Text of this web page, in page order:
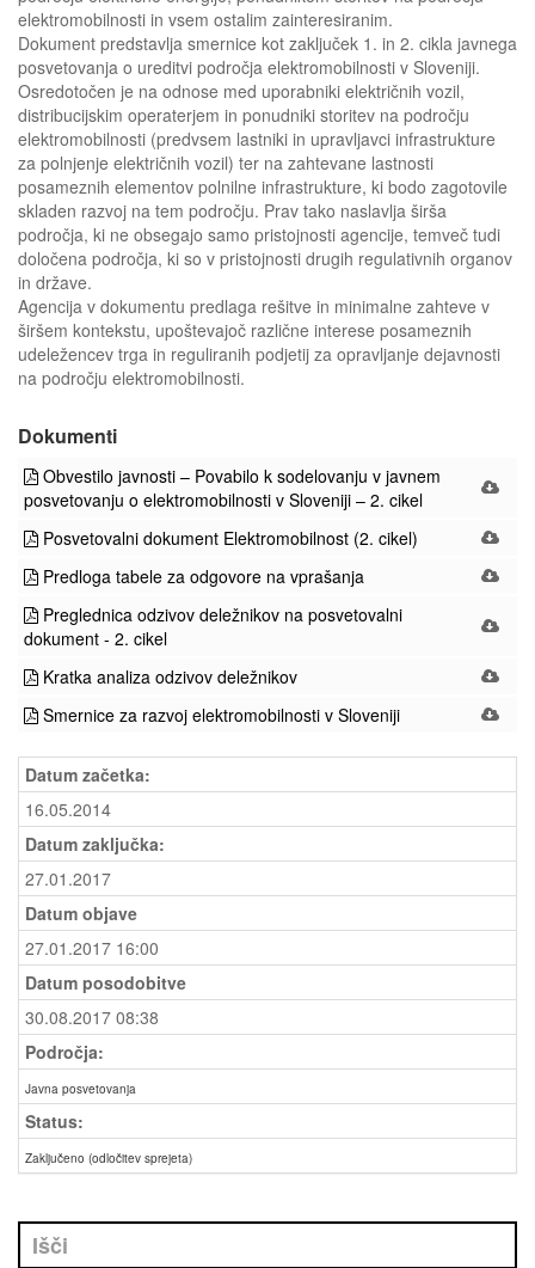
elektromobilnosti in vsem ostalim zainteresiranim.
Dokument predstavlja smernice kot zaključek 1. in 2. cikla javnega
posvetovanja o ureditvi področja elektromobilnosti v Sloveniji.
Osredotočen je na odnose med uporabniki električnih vozil,
distribucijskim operaterjem in ponudniki storitev na področju
elektromobilnosti (predvsem lastniki in upravljavci infrastrukture
za polnjenje električnih vozil) ter na zahtevane lastnosti
posameznih elementov polnilne infrastrukture, ki bodo zagotovile
skladen razvoj na tem področju. Prav tako naslavlja širša
področja, ki ne obsegajo samo pristojnosti agencije, temveč tudi
določena področja, ki so v pristojnosti drugih regulativnih organov
in države.
Agencija v dokumentu predlaga rešitve in minimalne zahteve v
širšem kontekstu, upoštevajoč različne interese posameznih
udeležencev trga in reguliranih podjetij za opravljanje dejavnosti
na področju elektromobilnosti.
Dokumenti
Obvestilo javnosti – Povabilo k sodelovanju v javnem
posvetovanju o elektromobilnosti v Sloveniji – 2. cikel
Posvetovalni dokument Elektromobilnost (2. cikel)
Predloga tabele za odgovore na vprašanja
Preglednica odzivov deležnikov na posvetovalni
dokument - 2. cikel
Kratka analiza odzivov deležnikov
Smernice za razvoj elektromobilnosti v Sloveniji
Datum začetka:
16.05.2014
Datum zaključka:
27.01.2017
Datum objave
27.01.2017 16:00
Datum posodobitve
30.08.2017 08:38
Področja:
Javna posvetovanja
Status:
Zaključeno (odločitev sprejeta)